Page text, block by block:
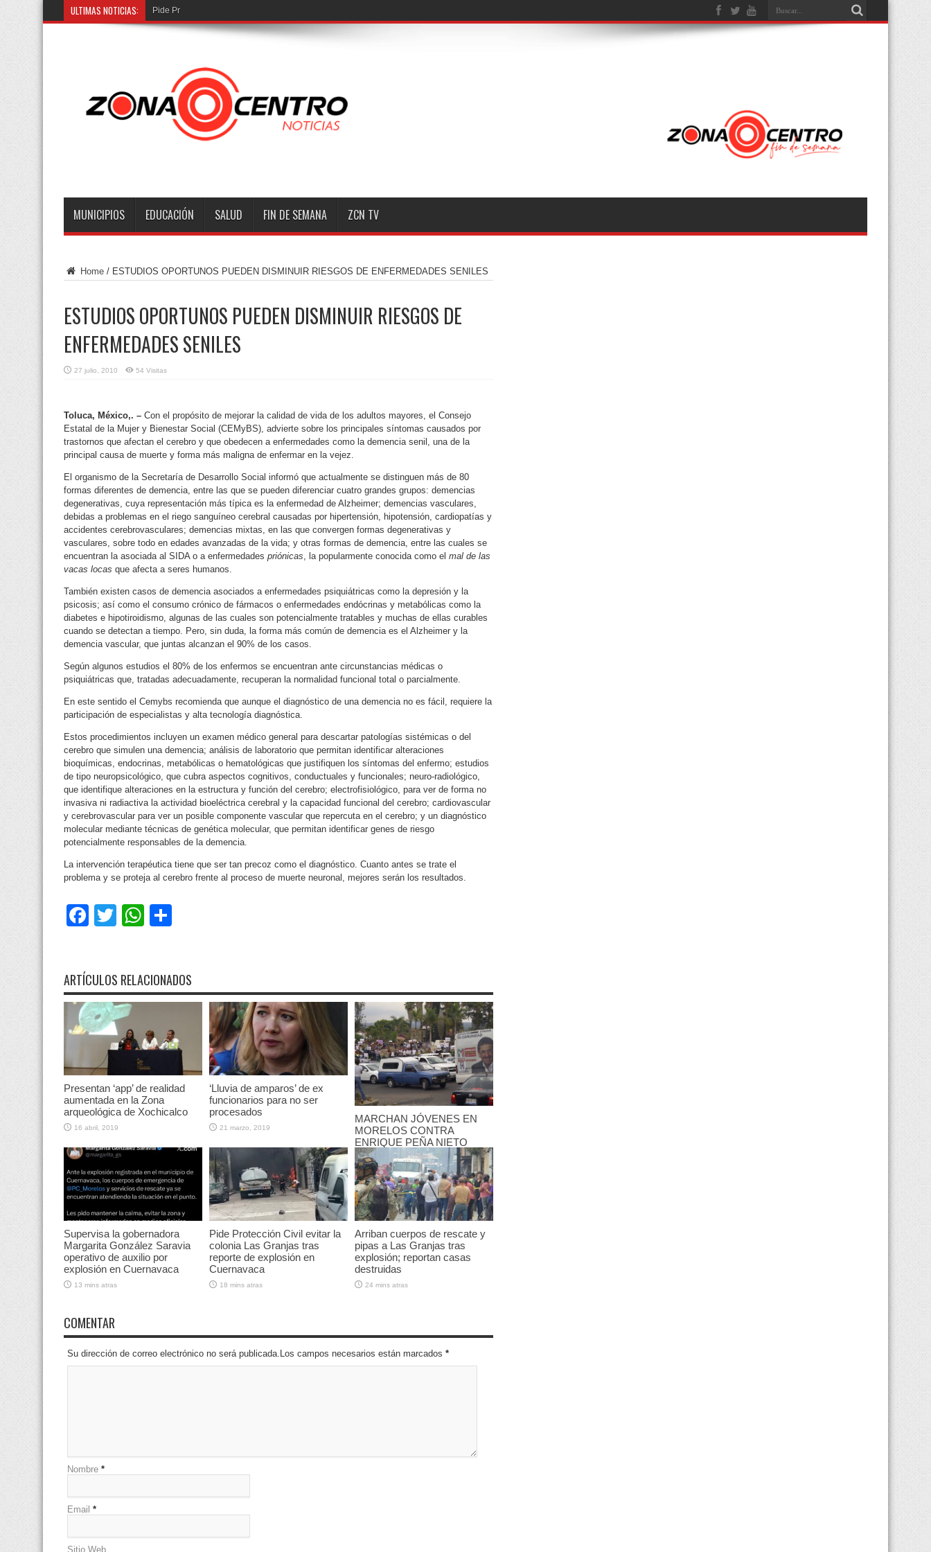
ULTIMAS NOTICIAS: Pide Protección Civil evitar
MUNICIPIOS EDUCACIÓN SALUD FIN DE SEMANA ZCN TV
Home / ESTUDIOS OPORTUNOS PUEDEN DISMINUIR RIESGOS DE ENFERMEDADES SENILES
ESTUDIOS OPORTUNOS PUEDEN DISMINUIR RIESGOS DE
ENFERMEDADES SENILES
27 julio, 2010 54 Visitas
Toluca, México,. – Con el propósito de mejorar la calidad de vida de los adultos mayores, el Consejo
Estatal de la Mujer y Bienestar Social (CEMyBS), advierte sobre los principales síntomas causados por
trastornos que afectan el cerebro y que obedecen a enfermedades como la demencia senil, una de la
principal causa de muerte y forma más maligna de enfermar en la vejez.
El organismo de la Secretaría de Desarrollo Social informó que actualmente se distinguen más de 80
formas diferentes de demencia, entre las que se pueden diferenciar cuatro grandes grupos: demencias
degenerativas, cuya representación más típica es la enfermedad de Alzheimer; demencias vasculares,
debidas a problemas en el riego sanguíneo cerebral causadas por hipertensión, hipotensión, cardiopatías y
accidentes cerebrovasculares; demencias mixtas, en las que convergen formas degenerativas y
vasculares, sobre todo en edades avanzadas de la vida; y otras formas de demencia, entre las cuales se
encuentran la asociada al SIDA o a enfermedades priónicas , la popularmente conocida como el mal de las
vacas locas que afecta a seres humanos.
También existen casos de demencia asociados a enfermedades psiquiátricas como la depresión y la
psicosis; así como el consumo crónico de fármacos o enfermedades endócrinas y metabólicas como la
diabetes e hipotiroidismo, algunas de las cuales son potencialmente tratables y muchas de ellas curables
cuando se detectan a tiempo. Pero, sin duda, la forma más común de demencia es el Alzheimer y la
demencia vascular, que juntas alcanzan el 90% de los casos.
Según algunos estudios el 80% de los enfermos se encuentran ante circunstancias médicas o
psiquiátricas que, tratadas adecuadamente, recuperan la normalidad funcional total o parcialmente.
En este sentido el Cemybs recomienda que aunque el diagnóstico de una demencia no es fácil, requiere la
participación de especialistas y alta tecnología diagnóstica.
Estos procedimientos incluyen un examen médico general para descartar patologías sistémicas o del
cerebro que simulen una demencia; análisis de laboratorio que permitan identificar alteraciones
bioquímicas, endocrinas, metabólicas o hematológicas que justifiquen los síntomas del enfermo; estudios
de tipo neuropsicológico, que cubra aspectos cognitivos, conductuales y funcionales; neuro-radiológico,
que identifique alteraciones en la estructura y función del cerebro; electrofisiológico, para ver de forma no
invasiva ni radiactiva la actividad bioeléctrica cerebral y la capacidad funcional del cerebro; cardiovascular
y cerebrovascular para ver un posible componente vascular que repercuta en el cerebro; y un diagnóstico
molecular mediante técnicas de genética molecular, que permitan identificar genes de riesgo
potencialmente responsables de la demencia.
La intervención terapéutica tiene que ser tan precoz como el diagnóstico. Cuanto antes se trate el
problema y se proteja al cerebro frente al proceso de muerte neuronal, mejores serán los resultados.
Facebook
TwitterWhatsApp
ARTÍCULOS RELACIONADOS
Presentan ‘app’ de realidad
aumentada en la Zona
arqueológica de Xochicalco
16 abril, 2019
‘Lluvia de amparos’ de ex
funcionarios para no ser
procesados
21 marzo, 2019
MARCHAN JÓVENES EN
MORELOS CONTRA
ENRIQUE PEÑA NIETO
25 mayo, 2012
Supervisa la gobernadora
Margarita González Saravia
operativo de auxilio por
explosión en Cuernavaca
13 mins atras
Pide Protección Civil evitar la
colonia Las Granjas tras
reporte de explosión en
Cuernavaca
18 mins atras
Arriban cuerpos de rescate y
pipas a Las Granjas tras
explosión; reportan casas
destruidas
24 mins atras
COMENTAR
Su dirección de correo electrónico no será publicada.Los campos necesarios están marcados *
Nombre *
Email *
Sitio Web